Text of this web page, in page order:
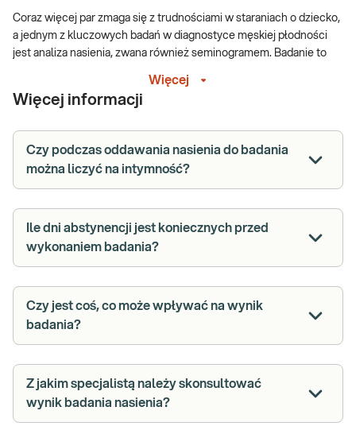
Coraz więcej par zmaga się z trudnościami w staraniach o dziecko,
a jednym z kluczowych badań w diagnostyce męskiej płodności
jest analiza nasienia, zwana również seminogramem. Badanie to
ruchliwość oraz budowa plemników. Jest to szczególnie ważne
dla par planujących potomstwo oraz dla mężczyzn z różnorodnymi
aby wyniki były miarodajne i wiarygodne.
Czym jest badanie nasienia
Seminogram, zwany również badaniem jakości nasienia, to
podstawowe badanie w diagnostyce płodności mężczyzn. Jego
celem jest szczegółowa ocena parametrów, takich jak liczba,
ruchliwość i budowa plemników, które mogą mieć kluczowy
wpływ na zdolność do poczęcia. Dzięki temu badaniu możliwe jest
zidentyfikowanie ewentualnych nieprawidłowości w nasieniu, co
stanowi pierwszy krok w diagnostyce męskiej płodności i wskazuje
Parametry oceniane w badaniu nasienia
Więcej
Więcej informacji
Czy podczas oddawania nasienia do badania
można liczyć na intymność?
Ile dni abstynencji jest koniecznych przed
wykonaniem badania?
Czy jest coś, co może wpływać na wynik
badania?
Z jakim specjalistą należy skonsultować
wynik badania nasienia?